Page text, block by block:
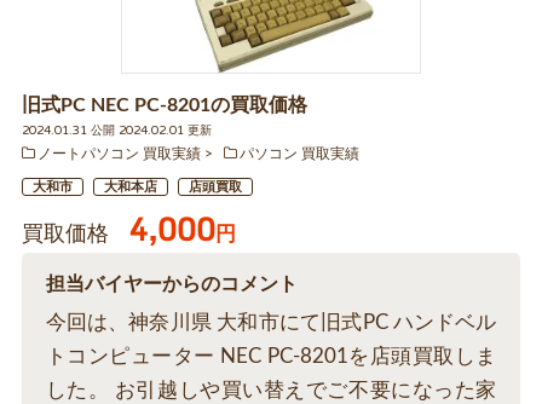
旧式PC NEC PC-8201の買取価格
2024.01.31 公開 2024.02.01 更新
ノートパソコン 買取実績
パソコン 買取実績
大和市 大和本店 店頭買取
買取価格 4,000円
担当バイヤーからのコメント
今回は、神奈川県 大和市にて旧式PC ハンドベル
トコンピューター NEC PC-8201を店頭買取しま
した。 お引越しや買い替えでご不要になった家